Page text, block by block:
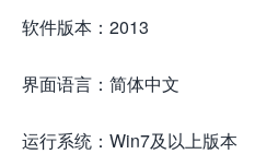
软件版本：2013
界面语言：简体中文
运行系统：Win7及以上版本